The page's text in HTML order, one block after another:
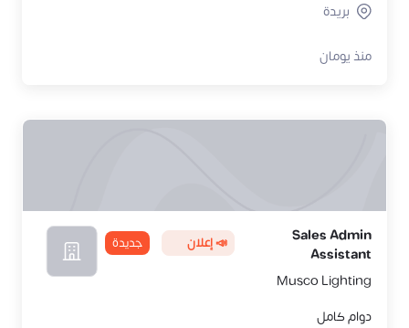
بريدة
منذ يومان
Sales Admin
Assistant
📣 إعلان جديدة
Musco Lighting
دوام كامل